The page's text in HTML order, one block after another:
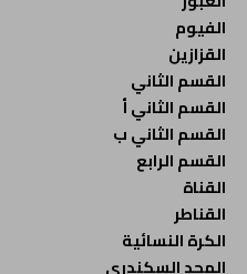
الفيوم
القزازين
القسم الثاني
القسم الثاني أ
القسم الثاني ب
القسم الرابع
القناة
القناطر
الكرة النسائية
المجد السكندرى